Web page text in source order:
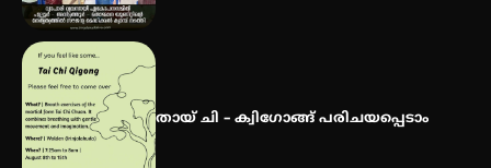
തായ് ചി – ക്വിഗോങ്ങ് പരിചയപ്പെടാം